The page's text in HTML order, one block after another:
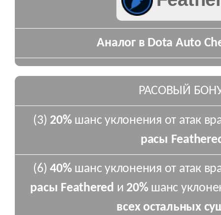
Аналог в Dota Auto
РАСОВЫЙ
(3) 20%шанс уклонения от атак
расы
(6)40%шанс уклонения от атак
расы Feathered и 20%шанс
всех остальных